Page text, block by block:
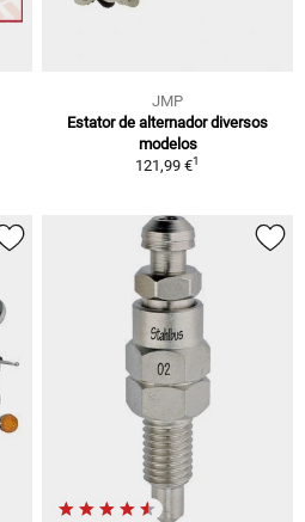
JMP
Estator de alternador diversos
modelos
121,99 €1